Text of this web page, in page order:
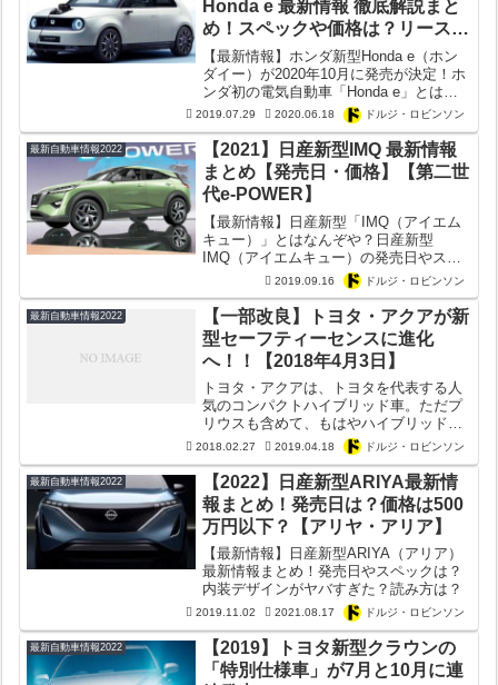
Honda e 最新情報 徹底解説まと
め！スペックや価格は？リース販
売のみ？ダサすぎ？【電気自動
車】【ホンダイー画像】
【最新情報】ホンダ新型Honda e（ホン
ダイー）が2020年10月に発売が決定！ホ
ンダ初の電気自動車「Honda e」とは？
スペック,画像,価格など最新情報も総ざ
らい！デザインがダサすぎ？リース販売
のみ？
2019.07.29 2020.06.18 ドルジ・ロビンソン
最新自動車情報2022
【2021】日産新型IMQ 最新情報
まとめ【発売日・価格】【第二世
代e-POWER】
【最新情報】日産新型「IMQ（アイエム
キュー）」とはなんぞや？日産新型
IMQ（アイエムキュー）の発売日やスペ
ック,外観デザインなど徹底解説！
2019.09.16 ドルジ・ロビンソン
最新自動車情報2022
【一部改良】トヨタ・アクアが新
型セーフティーセンスに進化
へ！！【2018年4月3日】
トヨタ・アクアは、トヨタを代表する人
気のコンパクトハイブリッド車。ただプ
リウスも含めて、もはやハイブリッド車
が当たり前になった時代。アクアの販売
台数はかつてほど奮ってはいない模様で
す。そういう背景もあって、トヨタ・ア
クアは昨年2017年初夏...
2018.02.27 2019.04.18 ドルジ・ロビンソン
最新自動車情報2022
【2022】日産新型ARIYA最新情
報まとめ！発売日は？価格は500
万円以下？【アリヤ・アリア】
【最新情報】日産新型ARIYA（アリア）
最新情報まとめ！発売日やスペックは？
内装デザインがヤバすぎた？読み方は？
2019.11.02 2021.08.17 ドルジ・ロビンソン
最新自動車情報2022
【2019】トヨタ新型クラウンの
「特別仕様車」が7月と10月に連